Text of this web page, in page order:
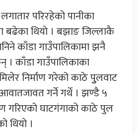
परिरहेको पानीका
बढेका थियो । बझाङ जिल्लाकै
काँडा गाउँपालिकामा झनै
। काँडा गाउँपालिकाका
निर्माण गरेको काठे पुुलवाट
गर्ने गर्थे । झण्डै ५
गरिएको घाटगंगाको काठे पुल
।